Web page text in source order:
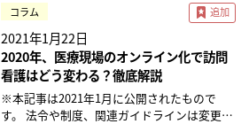
なしまたは増加 公益財団法人日本訪問看護財
団が2020年10月19日に発表した「第３弾 新
型コロナウイルス感染症に関するアンケート
（※1）」によると、アンケートに回答した
訪問看護ステーションの74.5%が2020年8月
の収支状況について、前年同月（2019年8
月）と比べて「変化はほとんどない」「1 割
とした感染症予防で気をつけるべきことにつ
いて伺いました。 在宅でも気をつけたい、個
人防護服の管理 ー新型コロナの疑いの利用者
さんがいる時はどうしていますか？ 佐渡本：
まずは、訪問に行くか行かないかは主治医と
相談して決めています。以前、利用者さんで
新型コロナ感染疑いの方がいたのですが、そ
コラム
2021年1月22日
2020年、医療現場のオンライン化で訪問
看護はどう変わる？徹底解説
※本記事は2021年1月に公開されたもので
す。 法令や制度、関連ガイドラインは変更さ